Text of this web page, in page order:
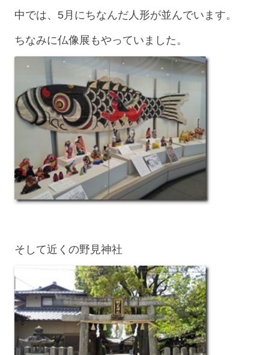
中では、5月にちなんだ人形が並んでいます。
ちなみに仏像展もやっていました。
そして近くの野見神社